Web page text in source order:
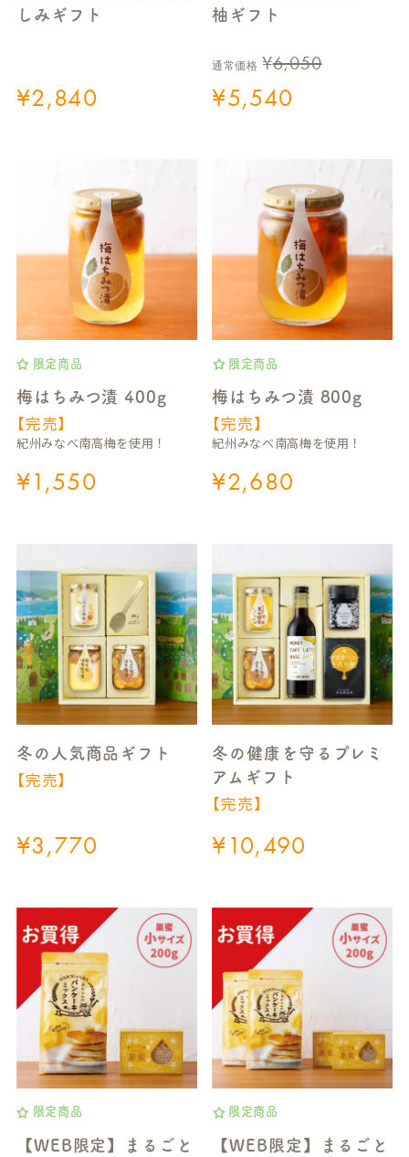
しみギフト
¥2,840
柚ギフト
通常価格 ¥6,050
¥5,540
限定商品
梅はちみつ漬 400g
【完売】
紀州みなべ南高梅を使用！
¥1,550
限定商品
梅はちみつ漬 800g
【完売】
紀州みなべ南高梅を使用！
¥2,680
冬の人気商品ギフト
【完売】
¥3,770
冬の健康を守るプレミ
アムギフト
【完売】
¥10,490
限定商品
【WEB限定】まるごと
限定商品
【WEB限定】まるごと